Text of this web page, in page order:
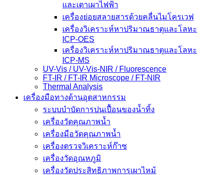
และเตาเผาไฟฟ้า
เครื่องย่อยสลายสารด้วยคลื่นไมโครเวฟ
เครื่องวิเคราะห์หาปริมาณธาตุและโลหะ
ICP-OES
เครื่องวิเคราะห์หาปริมาณธาตุและโลหะ
ICP-MS
UV-Vis / UV-Vis-NIR / Fluorescence
FT-IR / FT-IR Microscope / FT-NIR
Thermal Analysis
เครื่องมือทางด้านอุตสาหกรรม
ระบบบำบัดการปนเปื้อนของน้ำทิ้ง
เครื่องวัดคุณภาพน้ำ
เครื่องมือวัดคุณภาพน้ำ
เครื่องตรวจวิเคราะห์ก๊าซ
เครื่องวัดอุณหภูมิ
เครื่องวัดประสิทธิภาพการเผาไหม้